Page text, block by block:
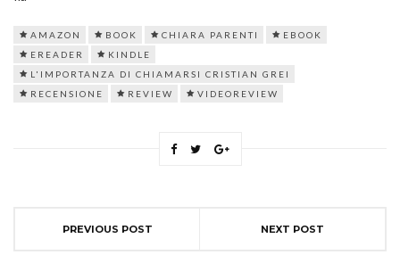
AMAZON BOOK CHIARA PARENTI
EBOOK
EREADER
KINDLE
L'IMPORTANZA DI CHIAMARSI CRISTIAN GREI
RECENSIONE
REVIEW VIDEOREVIEW
PREVIOUS POST NEXT POST